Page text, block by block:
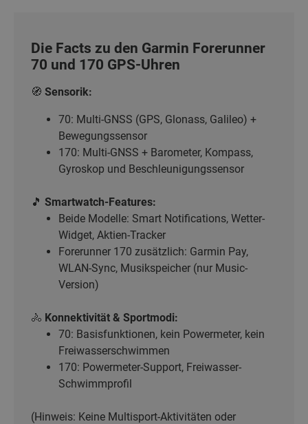
Die Facts zu den Garmin Forerunner
70 und 170 GPS-Uhren
🧭 Sensorik:
70: Multi-GNSS (GPS, Glonass, Galileo) +
Bewegungssensor
170: Multi-GNSS + Barometer, Kompass,
Gyroskop und Beschleunigungssensor
🎵 Smartwatch-Features:
Beide Modelle: Smart Notifications, Wetter-
Widget, Aktien-Tracker
Forerunner 170 zusätzlich: Garmin Pay,
WLAN-Sync, Musikspeicher (nur Music-
Version)
🚴 Konnektivität & Sportmodi:
70: Basisfunktionen, kein Powermeter, kein
Freiwasserschwimmen
170: Powermeter-Support, Freiwasser-
Schwimmprofil
(Hinweis: Keine Multisport-Aktivitäten oder